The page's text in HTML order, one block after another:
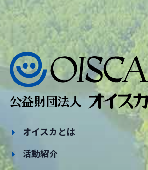
オイスカとは
活動紹介